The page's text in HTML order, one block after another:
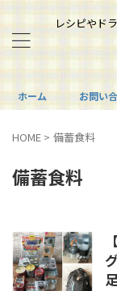
レシピやド
ホーム お問い
HOME > 備蓄食料
備蓄食料